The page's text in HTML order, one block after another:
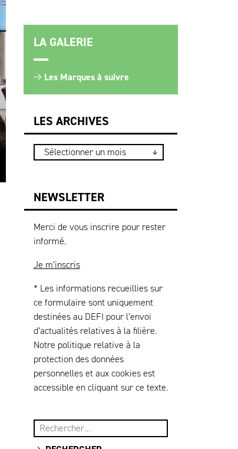
LA GALERIE
Les Marques à suivre
LES ARCHIVES
NEWSLETTER
Merci de vous inscrire pour rester
informé.
Je m’inscris
* Les informations recueillies sur
ce formulaire sont uniquement
destinées au DEFI pour l’envoi
d’actualités relatives à la filière.
Notre politique relative à la
protection des données
personnelles et aux cookies est
accessible en cliquant sur ce texte.